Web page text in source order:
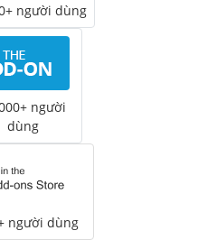
người dùng
người
dùng
người dùng